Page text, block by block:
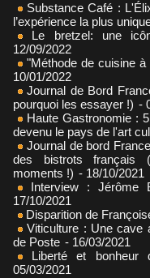
Substance Café :
l’expérience la plus
Le bretzel: une
12/09/2022
"Méthode de cuisine à
10/01/2022
Journal de Bord
pourquoi les essayer !) -
Haute Gastronomie :
devenu le pays de l'art
Journal de bord
des bistrots français
moments !) - 18/10/2021
Interview : Jérôme
17/10/2021
Disparition de
Viticulture : Une cave
de Poste - 16/03/2021
Liberté et bonheur
05/03/2021